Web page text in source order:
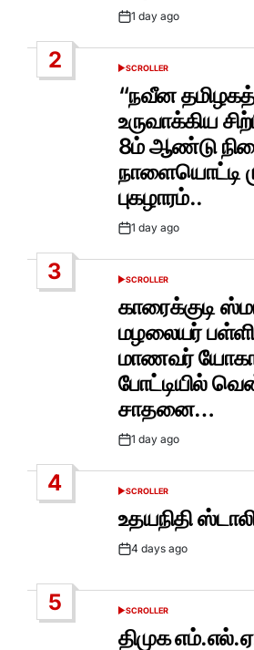
Post1 day ago
2
POSTED
SCROLLER
“நவீன
உருவாக்கிய
8ம் ஆண்டு
நாளையொட்டி
புகழாரம்..
Post1 day ago
3
POSTED
SCROLLER
காரைக்குடி
மழலையர் பள்ளி
மாணவர் யோகா
போட்டியில்
சாதனை…
Post1 day ago
4
POSTED
SCROLLER
உதயநிதி
Post4 days ago
5
POSTED
SCROLLER
திமுக